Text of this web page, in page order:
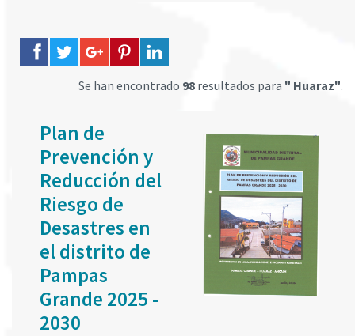
Se han encontrado 98 resultados para " Huaraz".
Plan de
Prevención y
Reducción del
Riesgo de
Desastres en
el distrito de
Pampas
Grande 2025 -
2030